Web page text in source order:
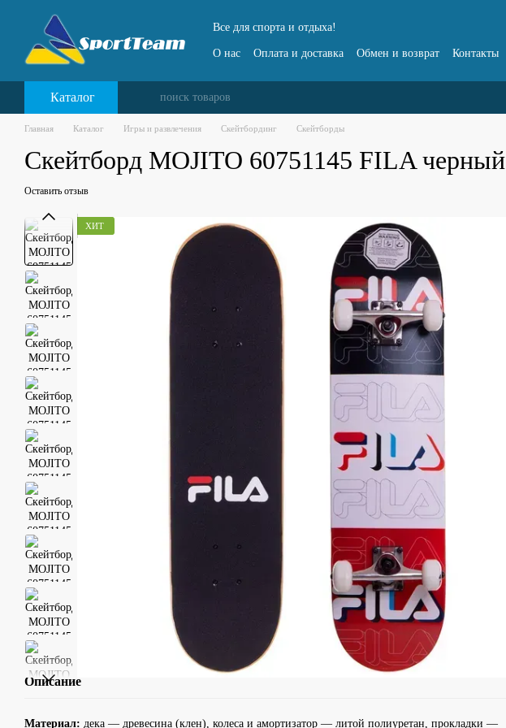
Перейти к основному контенту
Все для спорта и отдыха!
О нас Оплата и доставка Обмен и возврат Контакты
Каталог
Главная Каталог Игры и развлечения Скейтбординг Скейтборды
Скейтборд MOJITO 60751145 FILA черный
Оставить отзыв
ХИТ
Описание
Материал: дека — древесина (клен), колеса и амортизатор — литой полиуретан, прокладки —